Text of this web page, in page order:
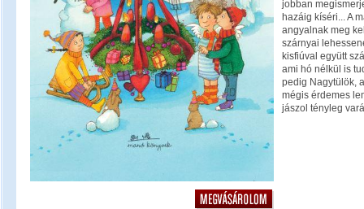
jobban
hazáig kíséri... A
angyalnak meg
szárnyai
kisfiúval együtt
ami hó nélkül is
pedig Nagytülök,
mégis érdemes
jászol tényleg